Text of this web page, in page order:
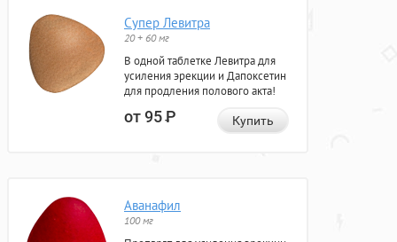
Супер Левитра
20 + 60 мг
В одной таблетке Левитра для
усиления эрекции и Дапоксетин
для продления полового акта!
от 95Р Купить
Аванафил
100 мг